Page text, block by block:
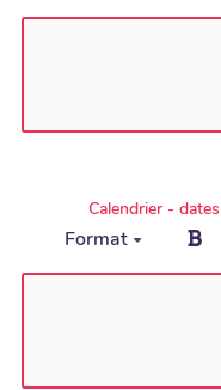
Calendrier -
Format